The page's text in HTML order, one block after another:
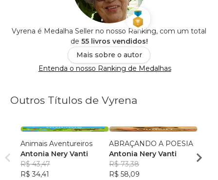
Vyrena é Medalha Seller no nosso Ranking, com um total
de 55 livros vendidos!
Mais sobre o autor
Entenda o nosso Ranking de Medalhas
Outros Títulos de Vyrena
Animais Aventureiros
Antonia Nery Vanti
R$ 43,47
R$ 34,41
ABRAÇANDO A POESIA
Antonia Nery Vanti
R$ 73,38
R$ 58,09